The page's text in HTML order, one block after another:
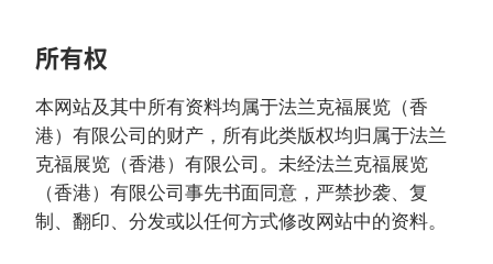
所有权
本网站及其中所有资料均属于法兰克福展览（香
港）有限公司的财产，所有此类版权均归属于法兰
克福展览（香港）有限公司。未经法兰克福展览
（香港）有限公司事先书面同意，严禁抄袭、复
制、翻印、分发或以任何方式修改网站中的资料。